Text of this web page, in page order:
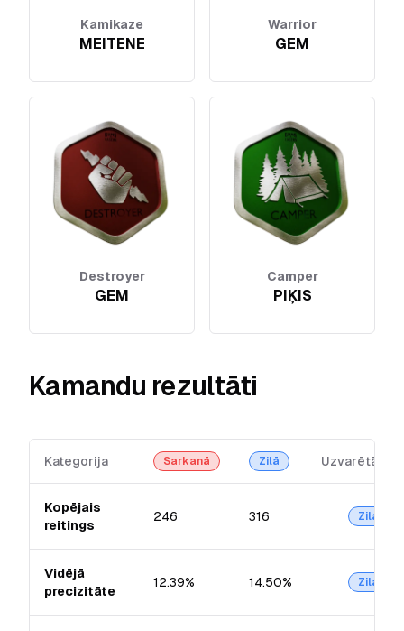
Kamikaze
MEITENE
Warrior
GEM
Destroyer
GEM
Camper
PIĶIS
Kamandu rezultāti
Kategorija Sarkanā Zilā Uzvarētājs
Kopējais
reitings
246 316 Zilā
Vidējā
precizitāte
12.39% 14.50% Zilā